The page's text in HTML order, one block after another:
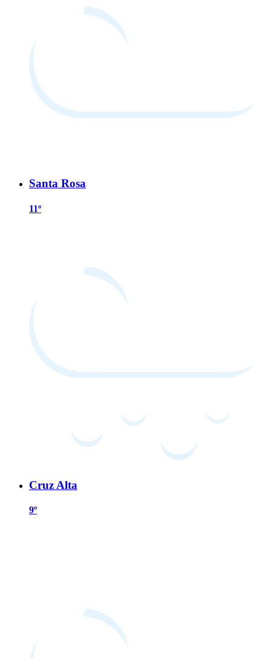
Santa Rosa
11º
Cruz Alta
9º